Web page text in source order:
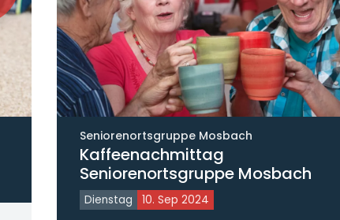
Seniorenortsgruppe Mosbach
Kaffeenachmittag
Seniorenortsgruppe Mosbach
Dienstag 10. Sep 2024